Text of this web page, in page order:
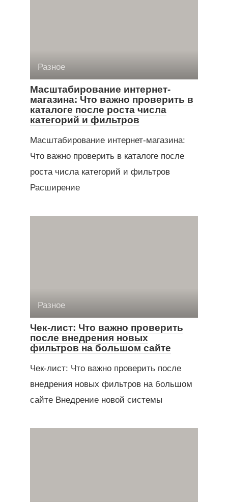
Разное
Масштабирование интернет-
магазина: Что важно проверить в
каталоге после роста числа
категорий и фильтров
Масштабирование интернет-магазина:
Что важно проверить в каталоге после
роста числа категорий и фильтров
Расширение
Разное
Чек-лист: Что важно проверить
после внедрения новых
фильтров на большом сайте
Чек-лист: Что важно проверить после
внедрения новых фильтров на большом
сайте Внедрение новой системы